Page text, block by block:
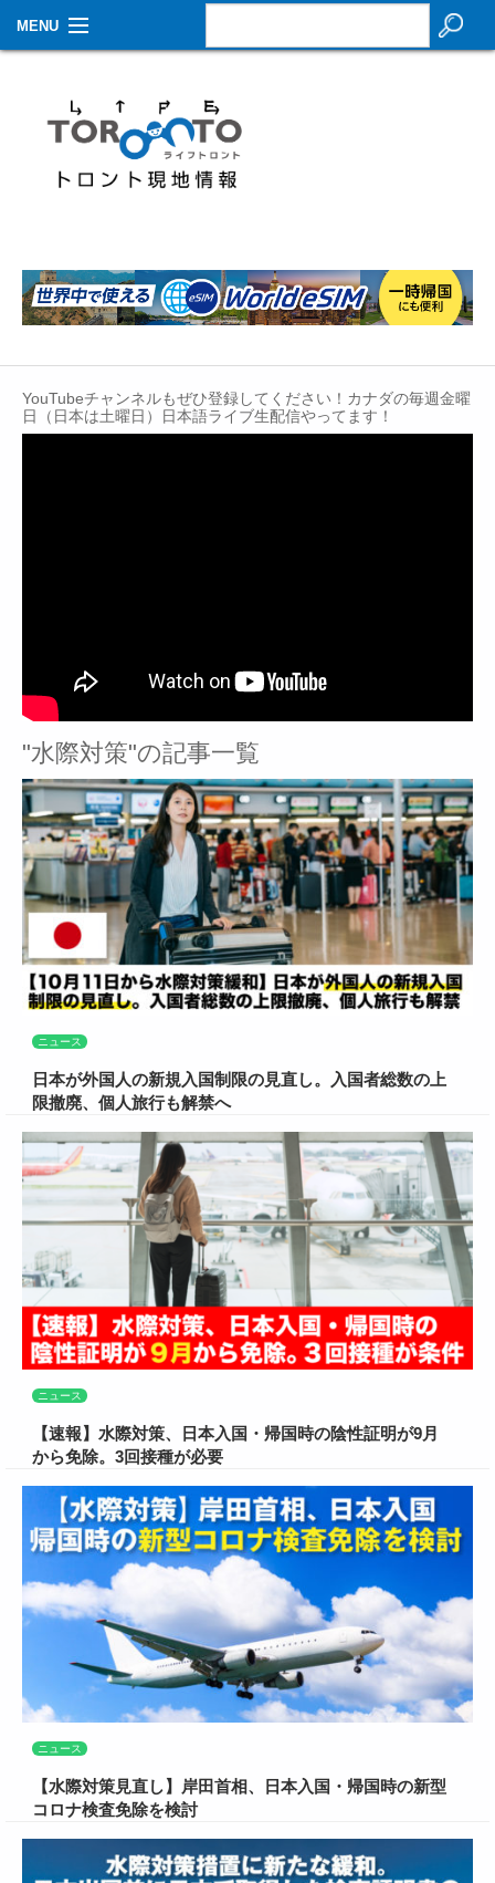
MENU
生活情報
その他
イベントカレンダー
About Us
YouTubeチャンネルもぜひ登録してください！カナダの毎週金曜
日（日本は土曜日）日本語ライブ生配信やってます！
"水際対策"の記事一覧
ニュース
日本が外国人の新規入国制限の見直し。入国者総数の上
限撤廃、個人旅行も解禁へ
ニュース
【速報】水際対策、日本入国・帰国時の陰性証明が9月
から免除。3回接種が必要
ニュース
【水際対策見直し】岸田首相、日本入国・帰国時の新型
コロナ検査免除を検討